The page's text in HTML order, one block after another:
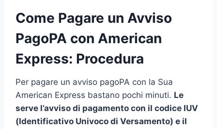
Come Pagare un Avviso
PagoPA con American
Express: Procedura
Per pagare un avviso pagoPA con la Sua
American Express bastano pochi minuti. Le
serve l’avviso di pagamento con il codice IUV
(Identificativo Univoco di Versamento) e il